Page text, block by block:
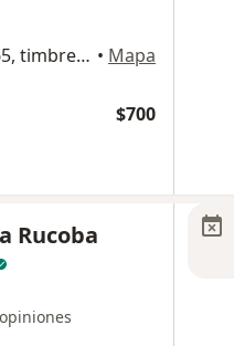
Avenida Manuel J. Clouthier 165, timbre 12, San Luis Potosi • Mapa
$700
Rucoba